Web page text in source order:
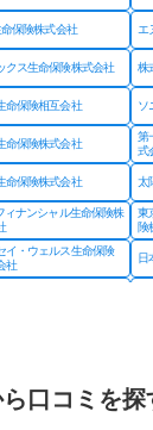
保険株式会社 エ
クス生命保険株式会社 株
命保険相互会社 ソ
命保険株式会社
第
式
命保険株式会社 太
ィナンシャル生命保険株
東
険
イ・ウェルス生命保険
社
日
田生命保険相互会社
メ
口コミを探